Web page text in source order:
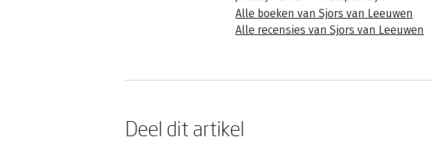
Alle boeken van Sjors van Leeuwen
Alle recensies van Sjors van Leeuwen
Deel dit artikel